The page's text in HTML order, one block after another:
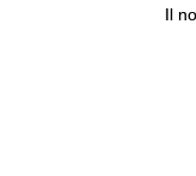
Il